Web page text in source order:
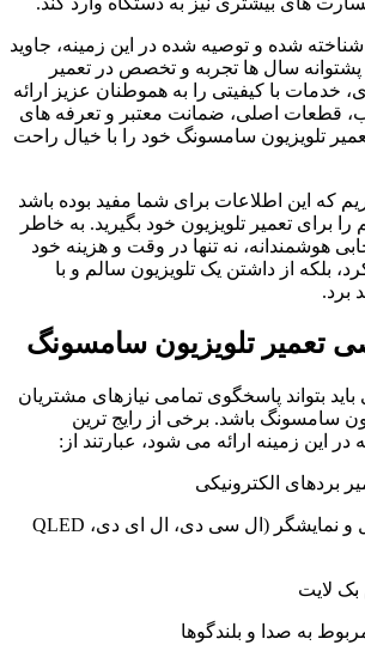
شده و توصیه شده در این زمینه، جاوید
پشتوانه سال ها تجربه و تخصص در تعمیر
خدمات با کیفیتی را به هموطنان عزیز ارائه
قطعات اصلی، ضمانت معتبر و تعرفه های
تلویزیون سامسونگ خود را با خیال راحت
که این اطلاعات برای شما مفید بوده باشد
را برای تعمیر تلویزیون خود بگیرید. به خاطر
هوشمندانه، نه تنها در وقت و هزینه خود
بلکه از داشتن یک تلویزیون سالم و با
برد.
تعمیر تلویزیون سامسونگ
بتواند پاسخگوی تمامی نیازهای مشتریان
سامسونگ باشد. برخی از رایج ترین
این زمینه ارائه می شود، عبارتند از:
بردهای الکترونیکی
رفع ایرادات پنل و نمایشگر (ال سی دی، ال ای دی، QLED
بک لایت
به صدا و بلندگوها